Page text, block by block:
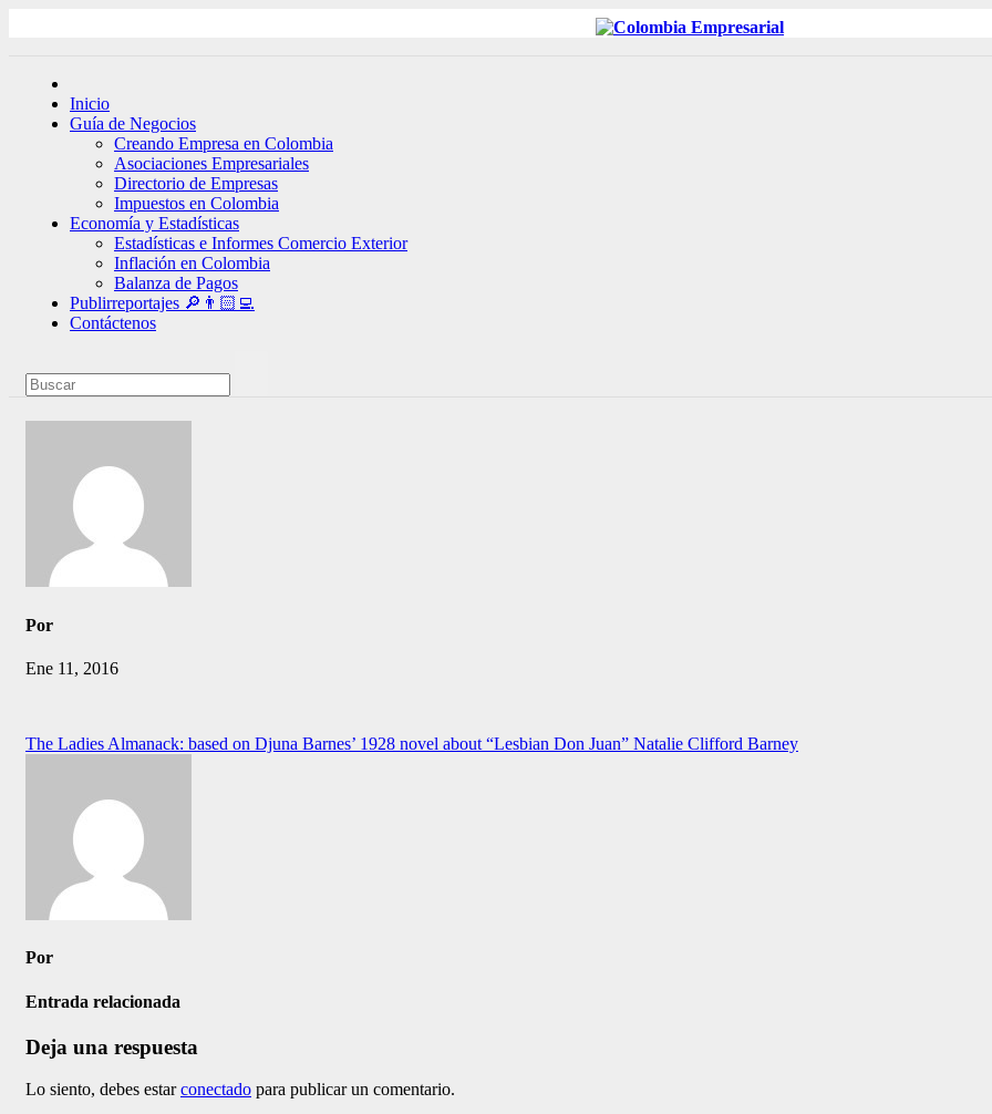
Inicio
Guía de Negocios
Creando Empresa en Colombia
Asociaciones Empresariales
Directorio de Empresas
Impuestos en Colombia
Economía y Estadísticas
Estadísticas e Informes Comercio Exterior
Inflación en Colombia
Balanza de Pagos
Publirreportajes 🔎👨🏻‍💻
Contáctenos
Por
Ene 11, 2016
Navegación
entradas
The Ladies Almanack: based on Djuna Barnes’ 1928 novel about “Lesbian Don Juan” Natalie Clifford Barney
Por
Entrada relacionada
Deja una respuesta
Lo siento, debes estarconectado para publicar un comentario.